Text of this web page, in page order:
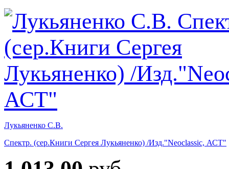
Лукьяненко С.В.
Спектр. (сер.Книги Сергея Лукьяненко) /Изд."Neoclassic, АСТ"